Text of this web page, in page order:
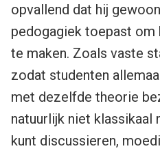
opvallend dat hij gewoon
pedogagiek toepast
te maken. Zoals vaste
zodat studenten
met dezelfde theorie
natuurlijk niet klassikaal
kunt discussieren,